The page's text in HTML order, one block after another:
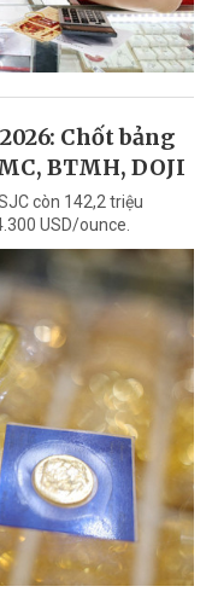
Chốt bảng
BTMH, DOJI
còn 142,2 triệu
USD/ounce.